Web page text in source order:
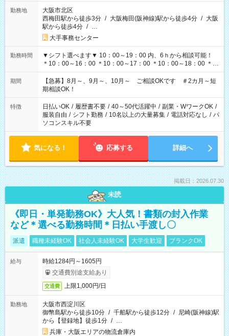
勤務地
大阪市北区
西梅田駅から徒歩3分 / 大阪梅田(阪神線)駅から徒歩4分 / 大阪
駅から徒歩4分 / …
大手事務センター
勤務時間
▼シフト選べます▼ 10：00～19：00 内、6ｈから相談可能！
＊10：00～16：00 ＊10：00～17：00 ＊10：00～18：00 ＊
11：00～19：00 ＊12：00～19：00 ＊13：00～19：00
期間
【急募】8月～、9月～、10月～ ご相談OKです ＃2カ月～短
期相談OK！
特徴 日払いOK / 履歴書不要 / 40～50代活躍中 / 副業・WワークOK /
服装自由 / シフト勤務 / 10名以上の大量募集 / 電話対応なし / パ
ソコンスキル不要
気になる！ 応募する 詳細へ
掲載日：2026.07.30
未読
《即日・単発勤務OK》大人気！書類の封入作業
など＊選べる勤務時間＊日払い手渡し〇
派遣 職種未経験OK 社会人未経験OK 大学生歓迎 ブランクOK
給与
時給1284円～1605円
交通費別途支給あり
交通費 上限1,000円/日
勤務地
大阪市西淀川区
御幣島駅から徒歩10分 / 千船駅から徒歩12分 / 尼崎(阪神線)駅
から【登録地】徒歩1分 / …
兵庫・大阪エリアの物流倉庫内